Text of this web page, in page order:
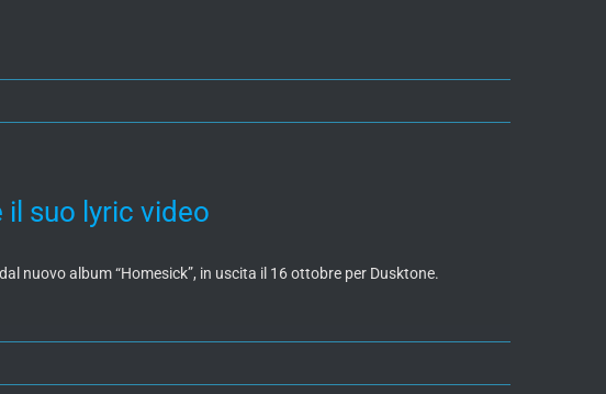
il suo lyric video
nuovo album “Homesick”, in uscita il 16 ottobre per Dusktone.